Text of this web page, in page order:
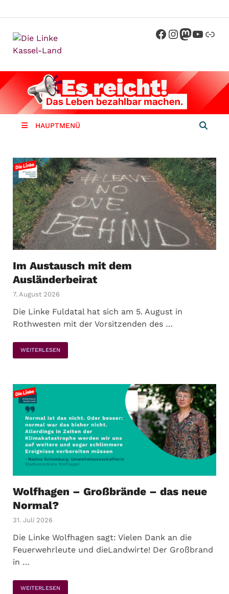
Kassel-
Land
HAUPTMENÜ
Im Austausch mit dem
Ausländerbeirat
7. August 2026
Die Linke Fuldatal hat sich am 5. August in
Rothwesten mit der Vorsitzenden des …
WEITERLESEN
Wolfhagen – Großbrände – das neue
Normal?
31. Juli 2026
Die Linke Wolfhagen sagt: Vielen Dank an die
Feuerwehrleute und dieLandwirte! Der Großbrand
in …
WEITERLESEN